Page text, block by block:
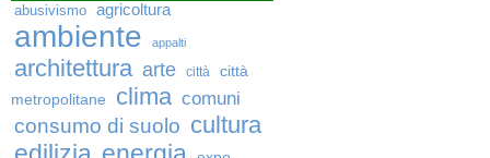
abusivismo agricoltura
ambiente appalti
architettura arte città
città
metropolitane
clima comuni
consumo di suolo cultura